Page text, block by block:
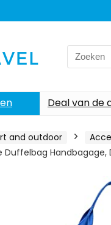
Search
for:
Deal van de
and outdoor
Handbagage,